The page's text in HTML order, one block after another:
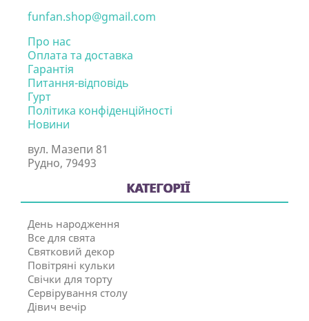
funfan.shop@gmail.com
Про нас
Оплата та доставка
Гарантія
Питання-відповідь
Гурт
Політика конфіденційності
Новини
вул. Мазепи 81
Рудно, 79493
КАТЕГОРІЇ
День народження
Все для свята
Святковий декор
Повітряні кульки
Свічки для торту
Сервірування столу
Дівич вечір